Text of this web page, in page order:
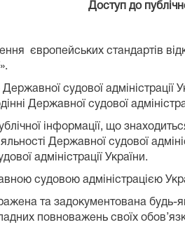
Доступ до
європейських стандартів
судової
Державної судової
інформації, що
Державної судової
адміністрації України.
судовою адміністрацією
та задокументована
повноважень своїх